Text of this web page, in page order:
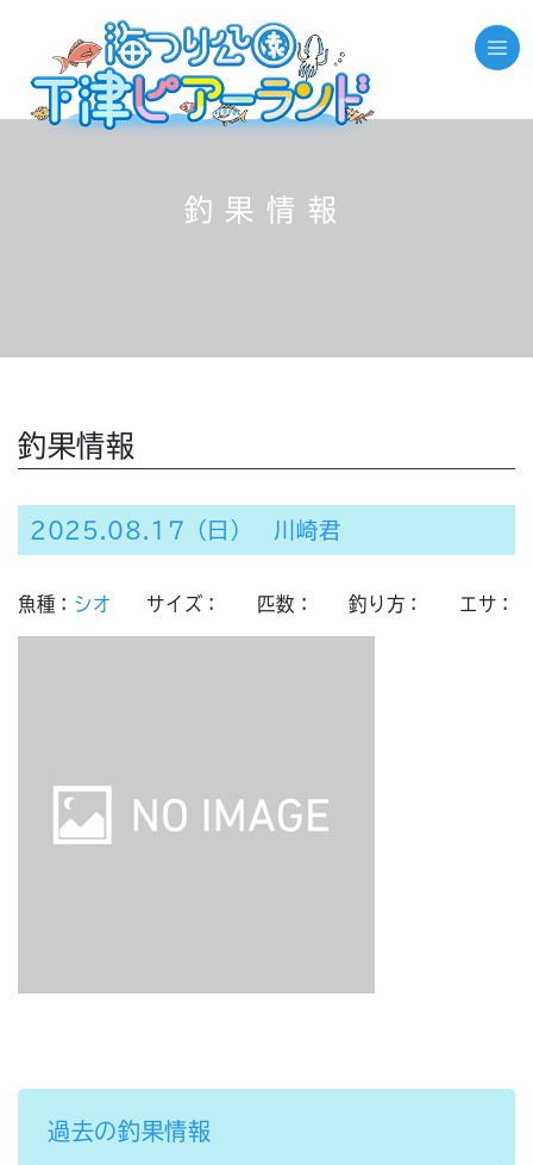
釣果情報
釣果情報
2025.08.17（日） 川崎君
魚種： シオ サイズ： 匹数： 釣り方： エサ：
過去の釣果情報